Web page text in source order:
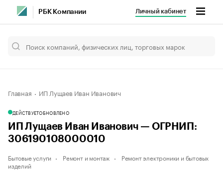
РБК Компании Личный кабинет
Главная ИП Лущаев Иван Иванович
ДЕЙСТВУЕТОБНОВЛЕНО
ИП Лущаев Иван Иванович — ОГРНИП:
306190108000010
Бытовые услуги Ремонт и монтаж
Ремонт электроники и бытовых
изделий